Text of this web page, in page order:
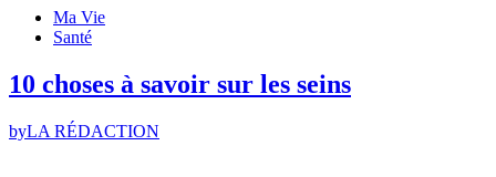
Ma Vie
Santé
10 choses à savoir sur les seins
byLA RÉDACTION